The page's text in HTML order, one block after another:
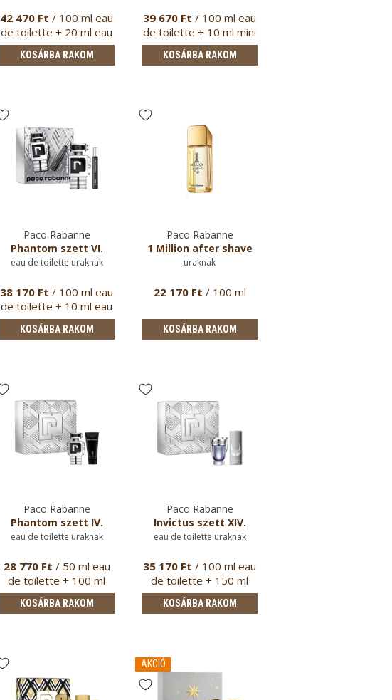
42 470 Ft / 100 ml eau
de toilette + 20 ml eau
de …
KOSÁRBA RAKOM
39 670 Ft / 100 ml eau
de toilette + 10 ml mini
pa…
KOSÁRBA RAKOM
Paco Rabanne
Phantom szett VI.
eau de toilette uraknak
38 170 Ft / 100 ml eau
de toilette + 10 ml eau
de …
KOSÁRBA RAKOM
Paco Rabanne
1 Million after shave
uraknak
22 170 Ft / 100 ml
KOSÁRBA RAKOM
Paco Rabanne
Phantom szett IV.
eau de toilette uraknak
28 770 Ft / 50 ml eau
de toilette + 100 ml
tusfürdő
KOSÁRBA RAKOM
Paco Rabanne
Invictus szett XIV.
eau de toilette uraknak
35 170 Ft / 100 ml eau
de toilette + 150 ml
spray …
KOSÁRBA RAKOM
AKCIÓ